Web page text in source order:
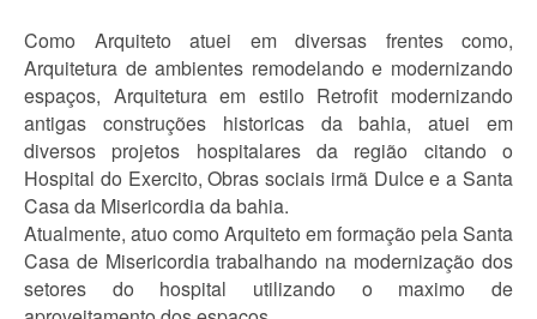
Como Arquiteto atuei em diversas frentes como,
Arquitetura de ambientes remodelando e modernizando
espaços, Arquitetura em estilo Retrofit modernizando
antigas construções historicas da bahia, atuei em
diversos projetos hospitalares da região citando o
Hospital do Exercito, Obras sociais irmã Dulce e a Santa
Casa da Misericordia da bahia.
Atualmente, atuo como Arquiteto em formação pela Santa
Casa de Misericordia trabalhando na modernização dos
setores do hospital utilizando o maximo de